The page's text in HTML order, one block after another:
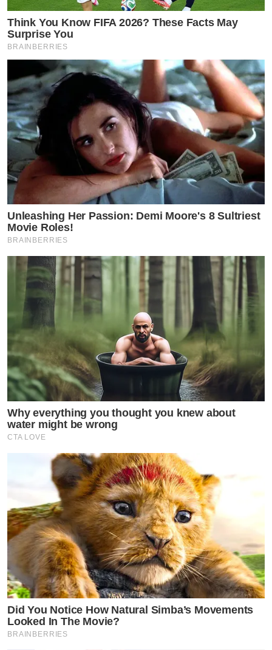
Think You Know FIFA 2026? These Facts May
Surprise You
BRAINBERRIES
Unleashing Her Passion: Demi Moore's 8 Sultriest
Movie Roles!
BRAINBERRIES
Why everything you thought you knew about
water might be wrong
CTA LOVE
Did You Notice How Natural Simba’s Movements
Looked In The Movie?
BRAINBERRIES